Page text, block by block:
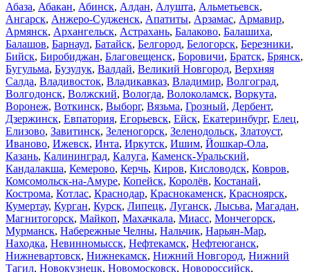
Абаза, Абакан, Абинск, Алдан, Алушта, Альметьевск,
Ангарск, Анжеро-Судженск, Апатиты, Арзамас, Армавир,
Армянск, Архангельск, Астрахань, Балаково, Балашиха,
Балашов, Барнаул, Батайск, Белгород, Белогорск, Березники,
Бийск, Биробиджан, Благовещенск, Боровичи, Братск, Брянск,
Бугульма, Бузулук, Валдай, Великий Новгород, Верхняя
Салда, Владивосток, Владикавказ, Владимир, Волгоград,
Волгодонск, Волжский, Вологда, Волоколамск, Воркута,
Воронеж, Воткинск, Выборг, Вязьма, Грозный, Дербент,
Дзержинск, Евпатория, Егорьевск, Ейск, Екатеринбург, Елец,
Елизово, Завитинск, Зеленогорск, Зеленодольск, Златоуст,
Иваново, Ижевск, Инта, Иркутск, Ишим, Йошкар-Ола,
Казань, Калининград, Калуга, Каменск-Уральский,
Кандалакша, Кемерово, Керчь, Киров, Кисловодск, Ковров,
Комсомольск-на-Амуре, Копейск, Королёв, Костанай,
Кострома, Котлас, Краснодар, Краснокаменск, Красноярск,
Кумертау, Курган, Курск, Липецк, Луганск, Лысьва, Магадан,
Магнитогорск, Майкоп, Махачкала, Миасс, Мончегорск,
Мурманск, Набережные Челны, Нальчик, Нарьян-Мар,
Находка, Невинномысск, Нефтекамск, Нефтеюганск,
Нижневартовск, Нижнекамск, Нижний Новгород, Нижний
Тагил, Новокузнецк, Новомосковск, Новороссийск,